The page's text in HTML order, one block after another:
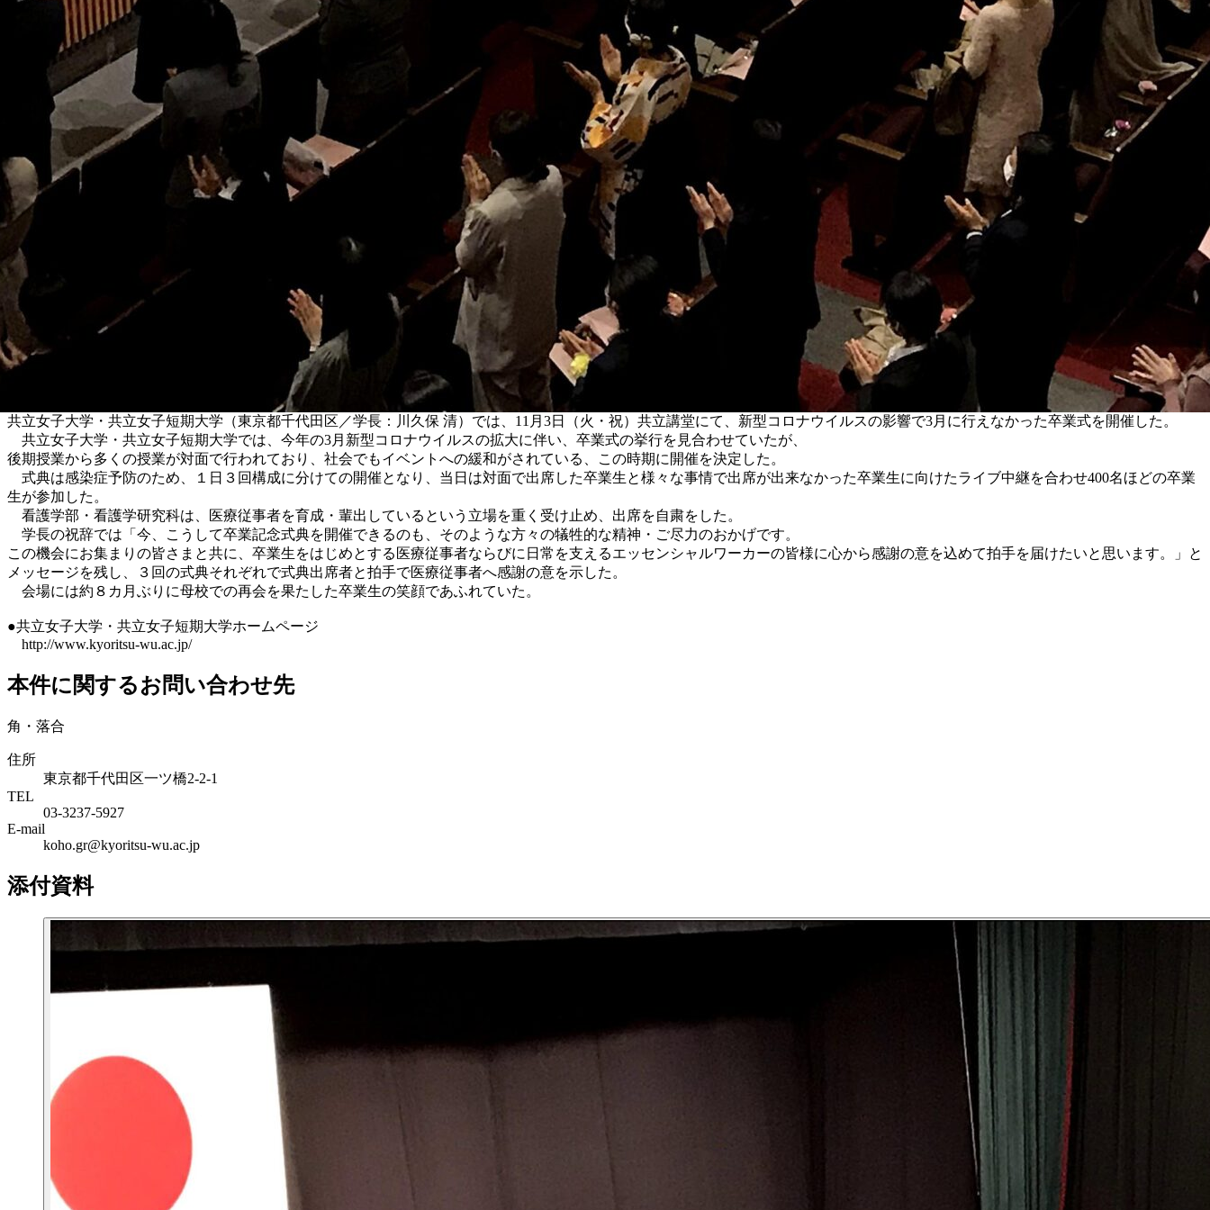
共立女子大学・共立女子短期大学（東京都千代田区／学長：川久保 清）では、11月3日（火・祝）共立講堂にて、新型コロナウイルスの影響で3月に行えなかった卒業式を開催した。
共立女子大学・共立女子短期大学では、今年の3月新型コロナウイルスの拡大に伴い、卒業式の挙行を見合わせていたが、
後期授業から多くの授業が対面で行われており、社会でもイベントへの緩和がされている、この時期に開催を決定した。
式典は感染症予防のため、１日３回構成に分けての開催となり、当日は対面で出席した卒業生と様々な事情で出席が出来なかった卒業生に向けたライブ中継を合わせ400名ほどの卒業
生が参加した。
看護学部・看護学研究科は、医療従事者を育成・輩出しているという立場を重く受け止め、出席を自粛をした。
学長の祝辞では「今、こうして卒業記念式典を開催できるのも、そのような方々の犠牲的な精神・ご尽力のおかげです。
この機会にお集まりの皆さまと共に、卒業生をはじめとする医療従事者ならびに日常を支えるエッセンシャルワーカーの皆様に心から感謝の意を込めて拍手を届けたいと思います。」と
メッセージを残し、３回の式典それぞれで式典出席者と拍手で医療従事者へ感謝の意を示した。
会場には約８カ月ぶりに母校での再会を果たした卒業生の笑顔であふれていた。
●共立女子大学・共立女子短期大学ホームページ
http://www.kyoritsu-wu.ac.jp/
本件に関するお問い合わせ先
角・落合
住所
東京都千代田区一ツ橋2-2-1
TEL
03-3237-5927
E-mail
koho.gr@kyoritsu-wu.ac.jp
添付資料